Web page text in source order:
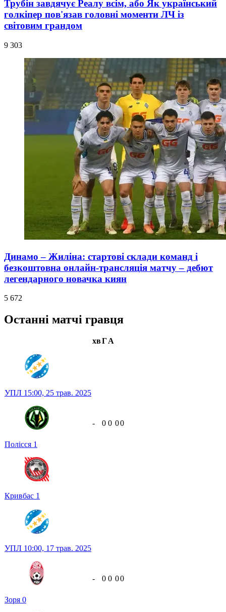
Трубін завдячує Реалу всім, або Як український
голкіпер пов'язав головні моменти ЛЧ із
світовим грандом
9 303
Динамо – Жиліна: стартові склади команд і
безкоштовна онлайн-трансляція матчу – дебют
легендарного новачка киян
5 672
Останні матчі гравця
хвГА
УПЛ 15:00, 25 трав. 2025
Полісся 1
Кривбас 1
- 0 0 00
УПЛ 10:00, 17 трав. 2025
Зоря 0
- 0 0 00